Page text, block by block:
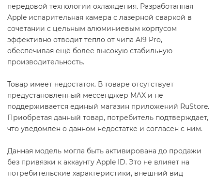
передовой технологии охлаждения. Разработанная
Apple испарительная камера с лазерной сваркой в ​​
сочетании с цельным алюминиевым корпусом
эффективно отводит тепло от чипа A19 Pro,
обеспечивая ещё более высокую стабильную
производительность.
Товар имеет недостаток. В товаре отсутствует
предустановленный мессенджер MAX и не
поддерживается единый магазин приложений RuStore.
Приобретая данный товар, потребитель подтверждает,
что уведомлен о данном недостатке и согласен с ним.
Данная модель могла быть активирована до продажи
без привязки к аккаунту Apple ID. Это не влияет на
потребительские характеристики, внешний вид